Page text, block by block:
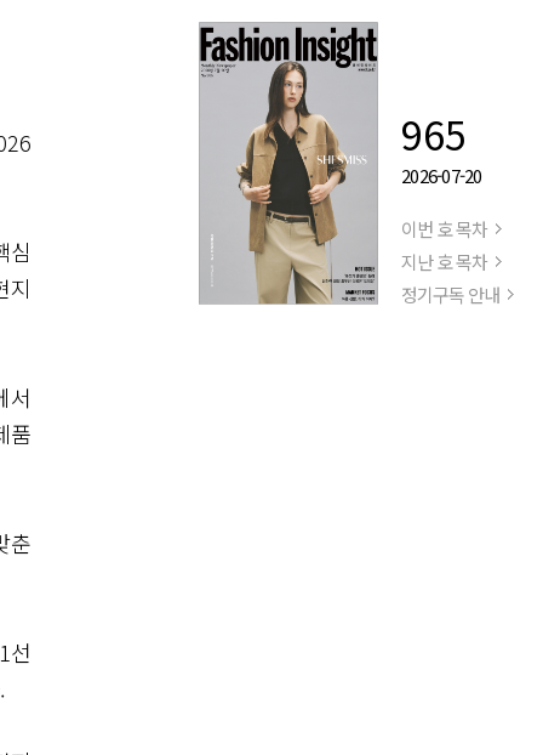
심
지
서
품
춘
선
965
2026-07-20
이번 호 목차
지난 호 목차
정기구독 안내